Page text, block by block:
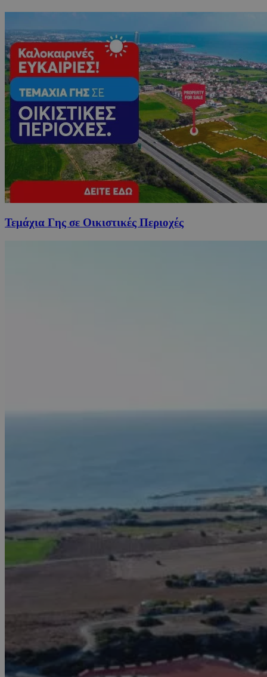
Τεμάχια Γης σε Οικιστικές Περιοχές